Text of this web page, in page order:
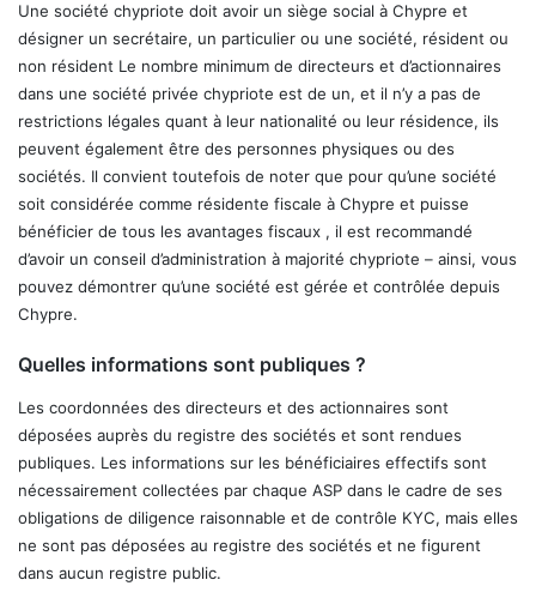
Une société chypriote doit avoir un siège social à Chypre et
désigner un secrétaire, un particulier ou une société, résident ou
non résident Le nombre minimum de directeurs et d’actionnaires
dans une société privée chypriote est de un, et il n’y a pas de
restrictions légales quant à leur nationalité ou leur résidence, ils
peuvent également être des personnes physiques ou des
sociétés. Il convient toutefois de noter que pour qu’une société
soit considérée comme résidente fiscale à Chypre et puisse
bénéficier de tous les avantages fiscaux , il est recommandé
d’avoir un conseil d’administration à majorité chypriote – ainsi, vous
pouvez démontrer qu’une société est gérée et contrôlée depuis
Chypre.
Quelles informations sont publiques ?
Les coordonnées des directeurs et des actionnaires sont
déposées auprès du registre des sociétés et sont rendues
publiques. Les informations sur les bénéficiaires effectifs sont
nécessairement collectées par chaque ASP dans le cadre de ses
obligations de diligence raisonnable et de contrôle KYC, mais elles
ne sont pas déposées au registre des sociétés et ne figurent
dans aucun registre public.